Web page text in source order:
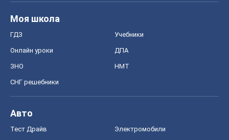
Моя школа
ГДЗ Учебники
Онлайн уроки ДПА
ЗНО НМТ
СНГ решебники
Авто
Тест Драйв Электромобили